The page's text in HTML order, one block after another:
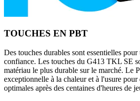
TOUCHES EN PBT
Des touches durables sont essentielles pour
confiance. Les touches du G413 TKL SE
matériau le plus durable sur le marché. Le
exceptionnelle à la chaleur et à l'usure pour
optimales après des centaines d'heures de